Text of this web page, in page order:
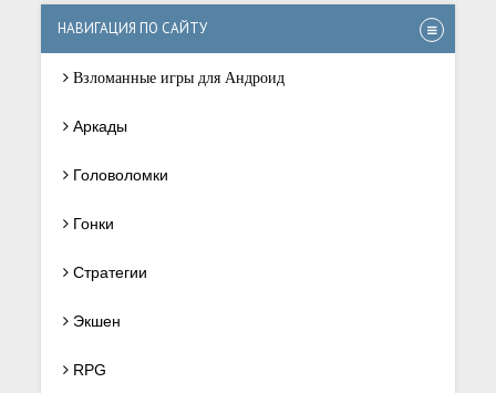
НАВИГАЦИЯ ПО САЙТУ
Взломанные игры для Андроид
Аркады
Головоломки
Гонки
Стратегии
Экшен
RPG